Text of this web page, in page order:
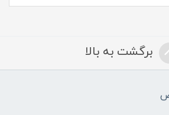
برگشت به بالا